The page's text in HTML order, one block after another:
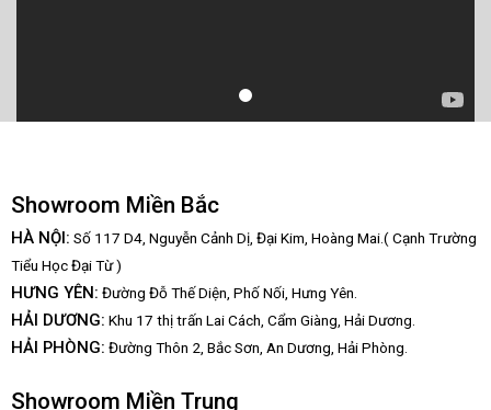
Showroom Miền Bắc
HÀ NỘI: Số 117 D4, Nguyễn Cảnh Dị, Đại Kim, Hoàng Mai.( Cạnh Trường
Tiểu Học Đại Từ )
HƯNG YÊN: Đường Đỗ Thế Diện, Phố Nối, Hưng Yên.
HẢI DƯƠNG: Khu 17 thị trấn Lai Cách, Cẩm Giàng, Hải Dương.
HẢI PHÒNG: Đường Thôn 2, Bắc Sơn, An Dương, Hải Phòng.
Showroom Miền Trung